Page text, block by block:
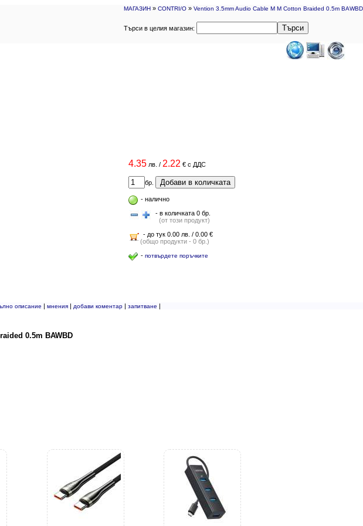
МАГАЗИН » CONTRI/O » Vention 3.5mm Audio Cable M M Cotton Braided 0.5m BAWBD
Търси в целия магазин: Търси
4.35 лв. / 2.22 € с ДДС
бр. Добави в количката
- налично
- в количката 0 бр.
(от този продукт)
- до тук 0.00 лв. / 0.00 €
(общо продукти - 0 бр.)
- потвърдете поръчките
описание | мнения| добави коментар| запитване |
0.5m BAWBD